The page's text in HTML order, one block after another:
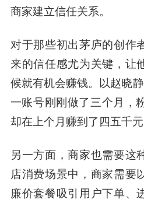
商家建立信任关系。
对于那些初出茅庐的创作
来的信任感尤为关键，让
候就有机会赚钱。 以赵晓
一账号刚刚做了三个月，
却在上个月赚到了四五千元
另一方面，商家也需要这
店消费场景中，商家需要
廉价套餐吸引用户下单、